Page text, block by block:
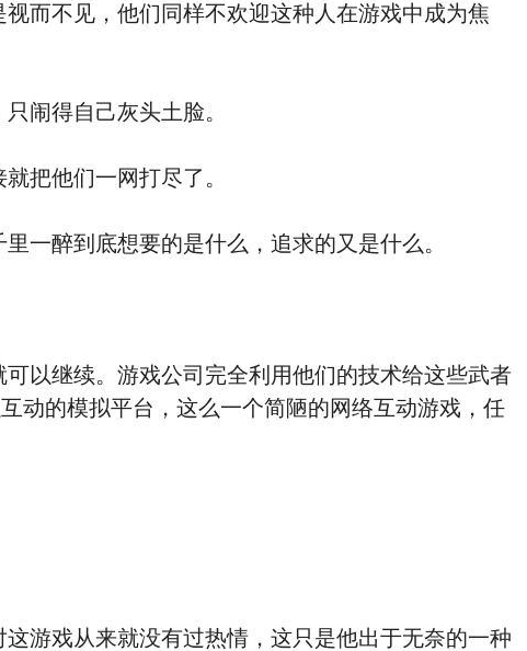
而不见，他们同样不欢迎这种人在游戏中成为焦
闹得自己灰头土脸。
把他们一网打尽了。
醉到底想要的是什么，追求的又是什么。
以继续。游戏公司完全利用他们的技术给这些武者
动的模拟平台，这么一个简陋的网络互动游戏，任
戏从来就没有过热情，这只是他出于无奈的一种